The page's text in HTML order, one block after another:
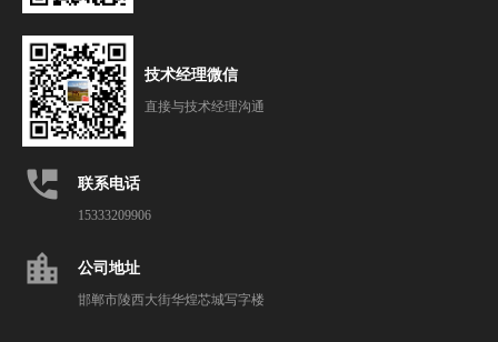
技术经理微信
直接与技术经理沟通
perm_phone_msg 联系电话
15333209906
location_city 公司地址
邯郸市陵西大街华煌芯城写字楼